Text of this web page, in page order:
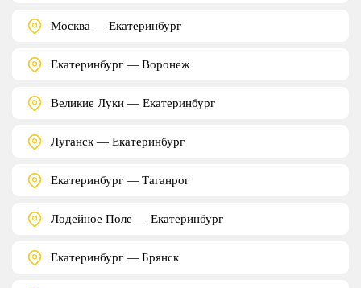
Москва — Екатеринбург
Екатеринбург — Воронеж
Великие Луки — Екатеринбург
Луганск — Екатеринбург
Екатеринбург — Таганрог
Лодейное Поле — Екатеринбург
Екатеринбург — Брянск